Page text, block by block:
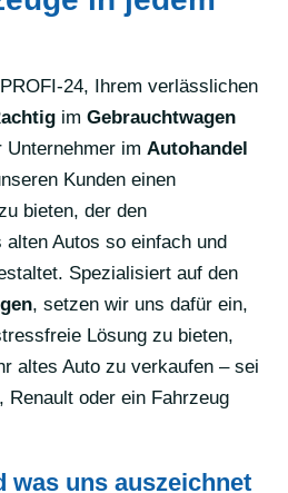
24, Ihrem verlässlichen
im Gebrauchtwagen
Unternehmer im Autohandel
Kunden einen
bieten, der den
Autos so einfach und
Spezialisiert auf den
, setzen wir uns dafür ein,
Lösung zu bieten,
altes Auto zu verkaufen – sei
Renault oder ein Fahrzeug
was uns auszeichnet